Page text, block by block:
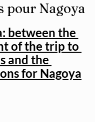
pour Nagoya
sur 5.
between the
of the trip to
and the
for Nagoya